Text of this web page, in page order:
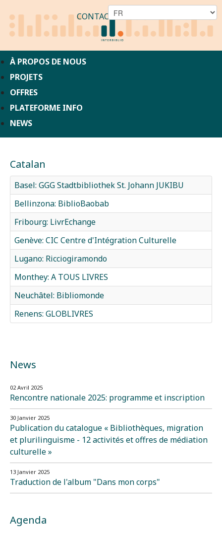
CONTACT
À PROPOS DE NOUS
PROJETS
OFFRES
PLATEFORME INFO
NEWS
Catalan
Basel: GGG Stadtbibliothek St. Johann JUKIBU
Bellinzona: BiblioBaobab
Fribourg: LivrEchange
Genève: CIC Centre d'Intégration Culturelle
Lugano: Ricciogiramondo
Monthey: A TOUS LIVRES
Neuchâtel: Bibliomonde
Renens: GLOBLIVRES
News
02 Avril 2025
Rencontre nationale 2025: programme et inscription
30 Janvier 2025
Publication du catalogue « Bibliothèques, migration
et plurilinguisme - 12 activités et offres de médiation
culturelle »
13 Janvier 2025
Traduction de l'album "Dans mon corps"
Agenda